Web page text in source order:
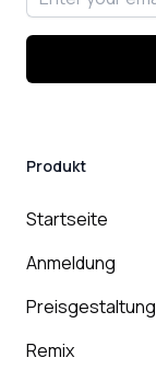
Produkt
Startseite
Anmeldung
Preisgestaltung
Remix